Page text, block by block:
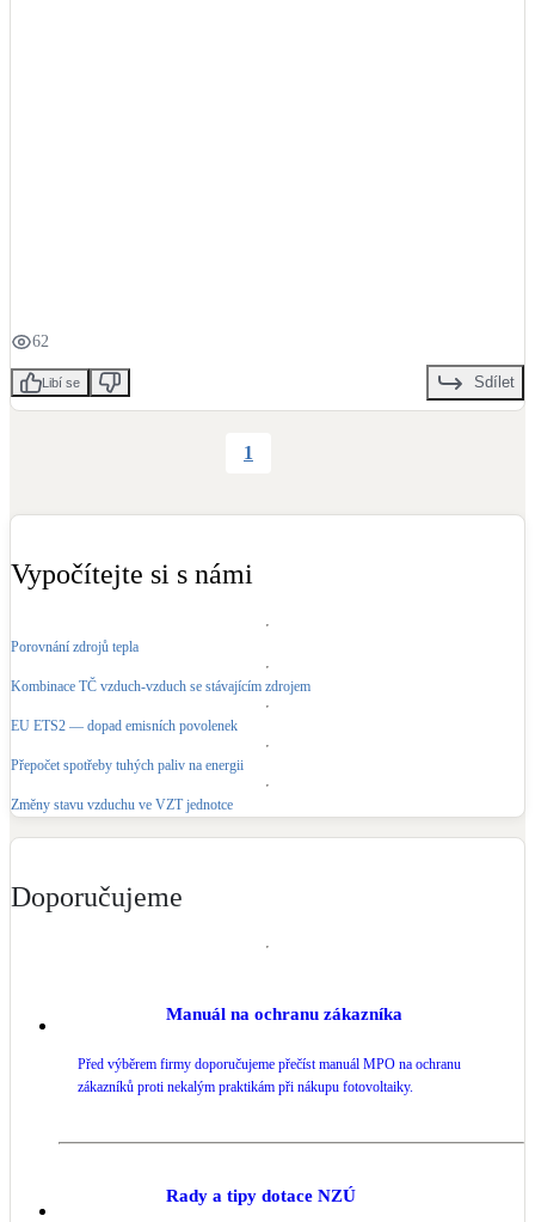
Zelená střecha
Větrné elektrárny
Malé i velké turbíny
62
Libí se Sdílet
1
Vypočítejte si s námi
Porovnání zdrojů tepla
Kombinace TČ vzduch-vzduch se stávajícím zdrojem
EU ETS2 — dopad emisních povolenek
Přepočet spotřeby tuhých paliv na energii
Změny stavu vzduchu ve VZT jednotce
Doporučujeme
Manuál na ochranu zákazníka
Před výběrem firmy doporučujeme přečíst manuál MPO na ochranu
zákazníků proti nekalým praktikám při nákupu fotovoltaiky.
Rady a tipy dotace NZÚ